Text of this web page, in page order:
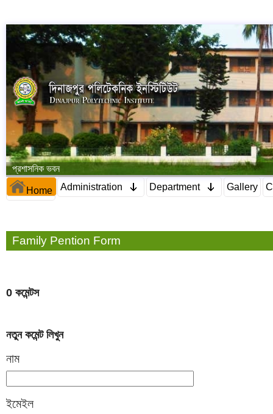
প্রশাসনিক ভবন
Home Administration Department Gallery
Family Pention Form
0 কমেন্টস
নতুন কমেন্ট লিখুন
নাম
ইমেইল